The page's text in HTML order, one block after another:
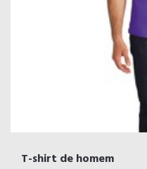
T-shirt de homem